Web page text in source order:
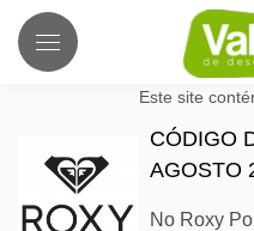
Este site
CÓDIGO
AGOSTO
No Roxy